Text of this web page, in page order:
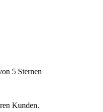
5 Sternen
Kunden.